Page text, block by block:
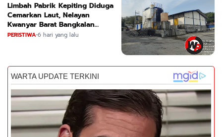
Limbah Pabrik Kepiting Diduga
Cemarkan Laut, Nelayan
Kwanyar Barat Bangkalan
Desak DLH Turun Tangan
PERISTIWA•6 hari yang lalu